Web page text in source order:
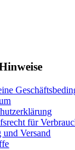
für
und Versand